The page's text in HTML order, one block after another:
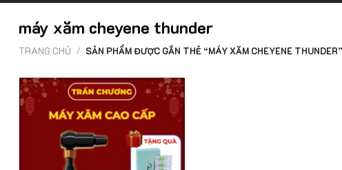
máy xăm cheyene thunder
TRANG CHỦ / SẢN PHẨM ĐƯỢC GẮN THẺ “MÁY XĂM CHEYENE THUNDER”